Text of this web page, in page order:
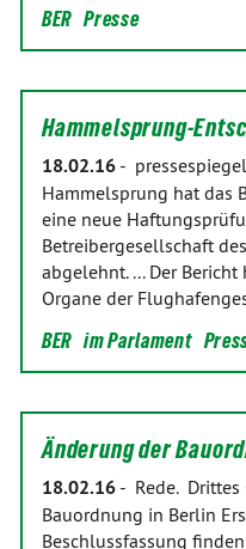
BER Presse
Hammelsprung-
18.02.16 -
Hammelsprung hat das
eine neue
Betreibergesellschaft
abgelehnt. ... Der
Organe der
BER im Parlament
Änderung der
18.02.16 - Rede. Drittes
Bauordnung in Berlin
Beschlussfassung